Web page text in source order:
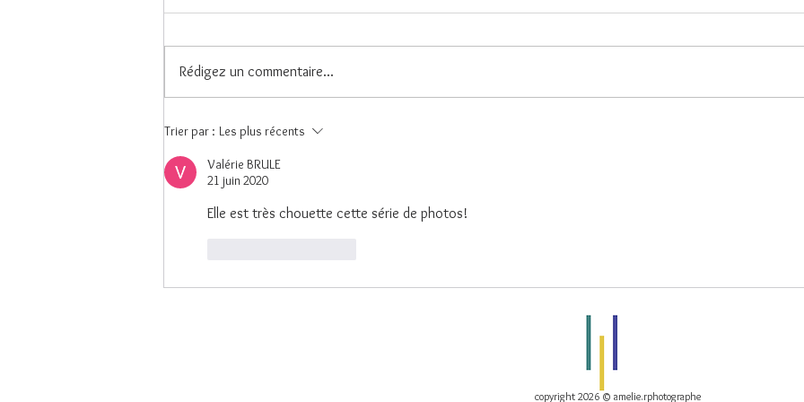
A cœur ouvert!
Rédigez un commentaire...
Trier par : Les plus récents
Valérie BRULE
21 juin 2020
Elle est très chouette cette série de photos!
copyright 2026 © amelie.rphotographe